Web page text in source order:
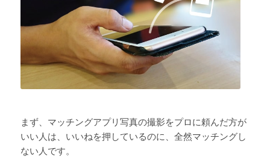
まず、マッチングアプリ写真の撮影をプロに頼んだ方が
いい人は、いいねを押しているのに、全然マッチングし
ない人です。